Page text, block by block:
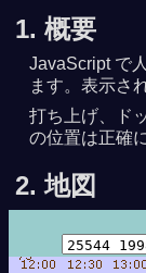
1. 概要
JavaScript で
ます。表示さ
打ち上げ、ド
の位置は正確
2. 地図